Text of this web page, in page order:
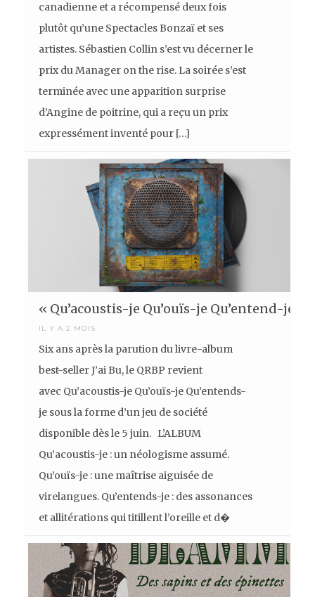
canadienne et a récompensé deux fois
plutôt qu’une Spectacles Bonzaï et ses
artistes. Sébastien Collin s’est vu décerner le
prix du Manager on the rise. La soirée s’est
terminée avec une apparition surprise
d’Angine de poitrine, qui a reçu un prix
expressément inventé pour […]
« Qu’acoustis-je Qu’ouïs-je Qu’entend-je
IL Y A 2 MOIS
Six ans après la parution du livre-album
best-seller J’ai Bu, le QRBP revient
avec Qu’acoustis-je Qu’ouïs-je Qu’entends-
je sous la forme d’un jeu de société
disponible dès le 5 juin. L’ALBUM
Qu’acoustis-je : un néologisme assumé.
Qu’ouïs-je : une maîtrise aiguisée de
virelangues. Qu’entends-je : des assonances
et allitérations qui titillent l’oreille et d�